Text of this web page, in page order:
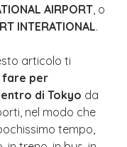
AIRPORT, o
INTERATIONAL.
articolo ti
fare per
di Tokyo da
nel modo che
tempo,